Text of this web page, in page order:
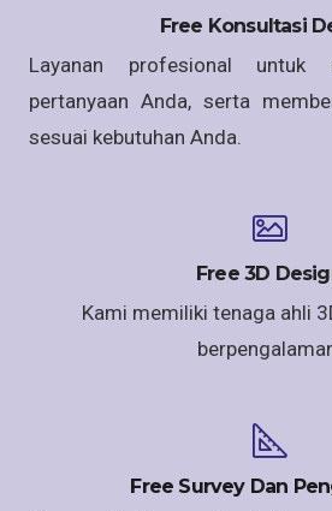
Free Konsultasi
Layanan profesional untuk
pertanyaan Anda, serta
sesuai kebutuhan Anda.
Free 3D
Kami memiliki tenaga ahli
Free Survey Dan